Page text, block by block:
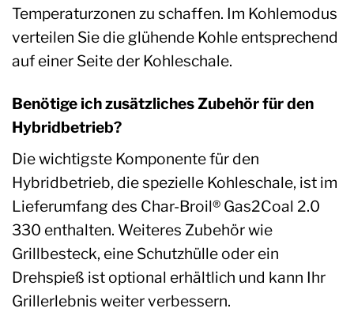
Temperaturzonen zu schaffen. Im Kohlemodus
verteilen Sie die glühende Kohle entsprechend
auf einer Seite der Kohleschale.
Benötige ich zusätzliches Zubehör für den
Hybridbetrieb?
Die wichtigste Komponente für den
Hybridbetrieb, die spezielle Kohleschale, ist im
Lieferumfang des Char-Broil® Gas2Coal 2.0
330 enthalten. Weiteres Zubehör wie
Grillbesteck, eine Schutzhülle oder ein
Drehspieß ist optional erhältlich und kann Ihr
Grillerlebnis weiter verbessern.